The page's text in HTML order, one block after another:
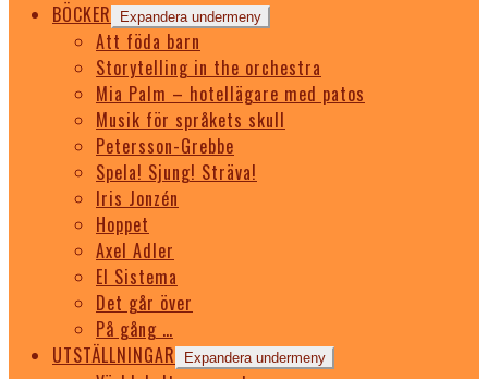
BÖCKER
Expandera undermeny
Att föda barn
Storytelling in the orchestra
Mia Palm – hotellägare med patos
Musik för språkets skull
Petersson-Grebbe
Spela! Sjung! Sträva!
Iris Jonzén
Hoppet
Axel Adler
El Sistema
Det går över
På gång …
UTSTÄLLNINGAR
Expandera undermeny